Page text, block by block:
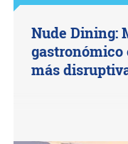
Nude Dining:
gastronómico
más